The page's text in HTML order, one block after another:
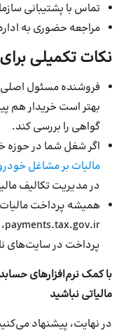
تماس با پشتیبانی
مراجعه حضوری به
نکات تکمیلی
فروشنده مسئول اصلی
بهتر است خریدار هم
گواهی را بررسی کند.
اگر شغل شما در حوزه
مالیات بر مشاغل
در مدیریت تکالیف
پرداخت در سایت‌های
با کمک نرم‌افزارهای
مالیاتی نباشید
در نهایت، پیشنهاد